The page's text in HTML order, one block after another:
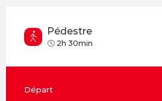
Pédestre
2h 30min
Informations pratiques
Départ